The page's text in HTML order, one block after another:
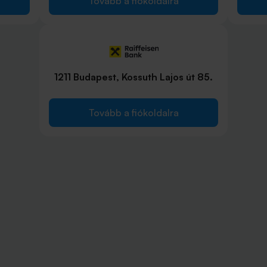
1211 Budapest, Kossuth Lajos út 85.
Tovább a fiókoldalra